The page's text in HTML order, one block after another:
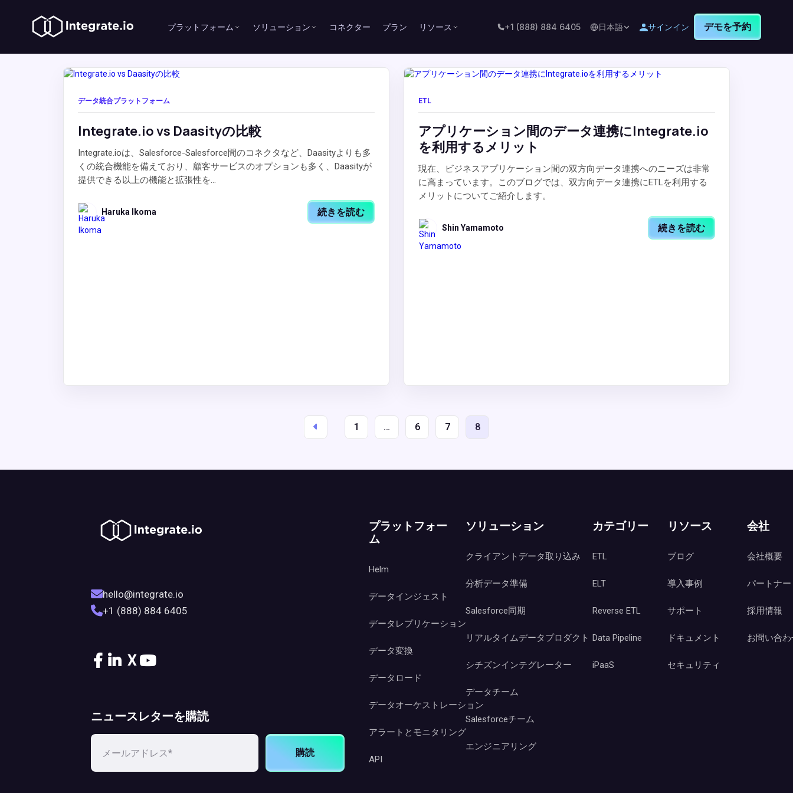
プラットフォーム ソリューション コネクター プラン リソース +1 (888) 884 6405 日本語 サインイン デモを予約
データ統合プラットフォーム
Integrate.io vs Daasityの比較
Integrate.ioは、Salesforce-Salesforce間のコネクタなど、Daasityよりも多
くの統合機能を備えており、顧客サービスのオプションも多く、Daasityが
提供できる以上の機能と拡張性を...
Haruka Ikoma 続きを読む
ETL
アプリケーション間のデータ連携にIntegrate.io
を利用するメリット
現在、ビジネスアプリケーション間の双方向データ連携へのニーズは非常
に高まっています。このブログでは、双方向データ連携にETLを利用する
メリットについてご紹介します。
Shin Yamamoto 続きを読む
1 … 6 7 8
hello@integrate.io
+1 (888) 884 6405
X
ニュースレターを購読
購読
プラットフォー
ム
Helm
データインジェスト
データレプリケーション
データ変換
データロード
データオーケストレーション
アラートとモニタリング
API
ソリューション
クライアントデータ取り込み
分析データ準備
Salesforce同期
リアルタイムデータプロダクト
シチズンインテグレーター
データチーム
Salesforceチーム
エンジニアリング
カテゴリー
ETL
ELT
Reverse ETL
Data Pipeline
iPaaS
リソース
ブログ
導入事例
サポート
ドキュメント
セキュリティ
会社
会社概要
パートナー
採用情報
お問い合わ